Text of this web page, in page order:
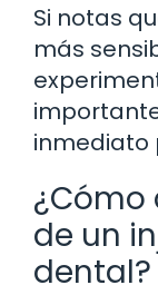
Si notas
más
inmediato
¿Cómo
de un
dental?